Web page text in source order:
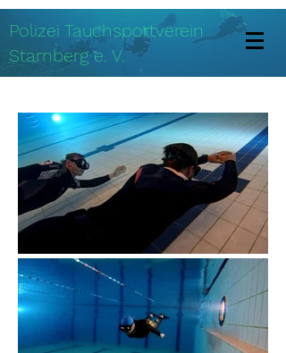
Polizei Tauchsportverein
Starnberg e. V.